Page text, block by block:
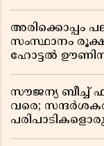
അരിക്കൊപ്പം
സംസ്ഥാനം
ഹോട്ടൽ
സൗജന്യ ബീച്ച്
വരെ;